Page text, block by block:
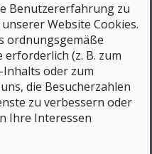
Benutzererfahrung zu
Website Cookies.
ordnungsgemäße
(z. B. zum
oder zum
die Besucherzahlen
zu verbessern oder
Ihre Interessen